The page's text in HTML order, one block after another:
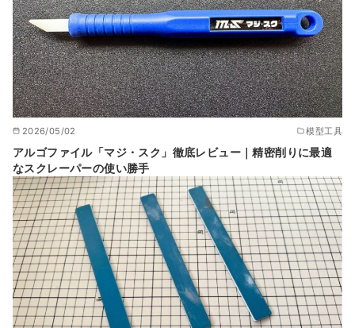
2026/05/02 模型工具
アルゴファイル「マジ・スク」徹底レビュー｜精密削りに最適
なスクレーパーの使い勝手